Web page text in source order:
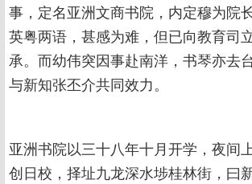
事，定名亚洲文商书院，内定穆为院
英粤两语，甚感为难，但已向教育司
承。而幼伟突因事赴南洋，书琴亦去
与新知张丕介共同效力。
亚洲书院以三十八年十月开学，夜间
创日校，择址九龙深水埗桂林街，曰